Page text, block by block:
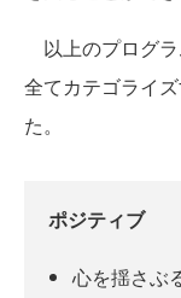
以上のプログ
全てカテゴライ
た。
ポジティブ
心を揺さぶ